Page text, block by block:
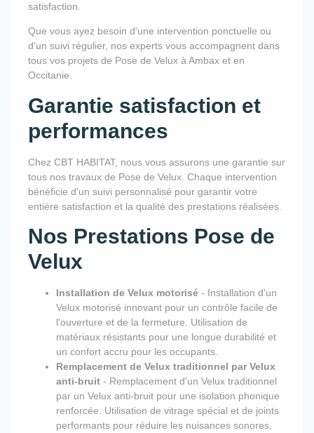
satisfaction.
Que vous ayez besoin d'une intervention ponctuelle ou
d'un suivi régulier, nos experts vous accompagnent dans
tous vos projets de Pose de Velux à Ambax et en
Occitanie.
Garantie satisfaction et
performances
Chez CBT HABITAT, nous vous assurons une garantie sur
tous nos travaux de Pose de Velux. Chaque intervention
bénéficie d'un suivi personnalisé pour garantir votre
entière satisfaction et la qualité des prestations réalisées.
Nos Prestations Pose de
Velux
Installation de Velux motorisé - Installation d'un
Velux motorisé innovant pour un contrôle facile de
l'ouverture et de la fermeture. Utilisation de
matériaux résistants pour une longue durabilité et
un confort accru pour les occupants.
Remplacement de Velux traditionnel par Velux
anti-bruit - Remplacement d'un Velux traditionnel
par un Velux anti-bruit pour une isolation phonique
renforcée. Utilisation de vitrage spécial et de joints
performants pour réduire les nuisances sonores.